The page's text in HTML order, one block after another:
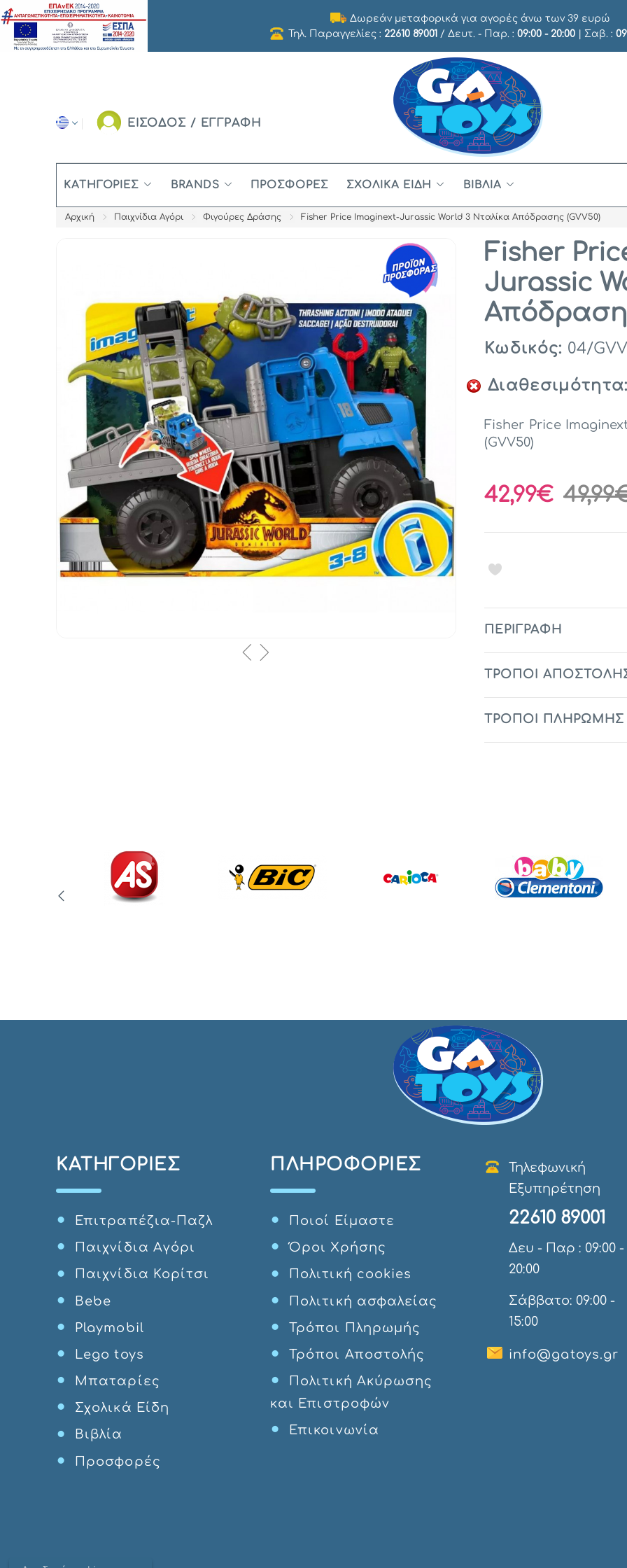
Δωρεάν μεταφορικά για αγορές άνω των 39 ευρώ
Τηλ. Παραγγελίες : 22610 89001 / Δευτ. - Παρ. : 09:00 - 20:00 | Σαβ. :
ΕΙΣΟΔΟΣ / ΕΓΓΡΑΦΗ
ΚΑΤΗΓΟΡΊΕΣ BRANDS ΠΡΟΣΦΟΡΈΣ ΣΧΟΛΙΚΆ ΕΊΔΗ ΒΙΒΛΊΑ
Αρχική Παιχνίδια Αγόρι Φιγούρες Δράσης Fisher Price Imaginext-Jurassic World 3 Νταλίκα Απόδρασης (GVV50)
Fisher
Jurassic
Κωδικός: 04/
Fisher Price
(GVV50)
42,99€
ΠΕΡΙΓΡΑΦΉ
ΤΡΟΠΟΙ
ΤΡΟΠΟΙ ΠΛΗΡΩΜΗΣ
ΚΑΤΗΓΟΡΊΕΣ
Επιτραπέζια-Παζλ
Παιχνίδια Αγόρι
Παιχνίδια Κορίτσι
Bebe
Playmobil
Lego toys
Μπαταρίες
Σχολικά Είδη
Βιβλία
Προσφορές
ΠΛΗΡΟΦΟΡΊΕΣ
Ποιοί Eίμαστε
Όροι Χρήσης
Πολιτική cookies
Πολιτική ασφαλείας
Τρόποι Πληρωμής
Τρόποι Αποστολής
Πολιτική Ακύρωσης
και Επιστροφών
Επικοινωνία
Τηλεφωνική
Εξυπηρέτηση
22610 89001
Δευ - Παρ : 09:00 -
20:00
Σάββατο: 09:00 -
15:00
info@gatoys.gr